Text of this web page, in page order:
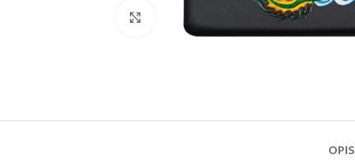
Klikni za uvećanje slike
OPIS